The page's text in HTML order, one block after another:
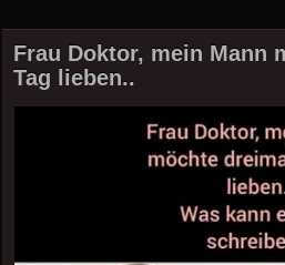
Frau Doktor, mein Mann
Tag lieben..